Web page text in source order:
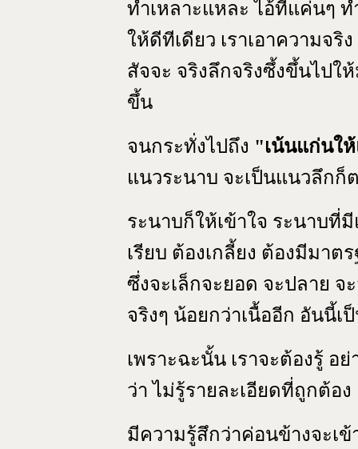
ทำเหลาะแหละ ไอ้ที่แค่นๆ ท
ให้ดีทีเดียว เราเอาความจริ
สัจจะ จริงลึกจริงซึ้งขึ้นไปใ
ขึ้น
จนกระทั่งไปถึง "เน้นแก่นใ
แนวระนาบ จะเป็นแนวลึกก็
ระนาบก็ให้เข้าใจ ระนาบที่
เรียบ ต้องเกลี้ยง ต้องมีมาต
ซึ่งจะเล็กจะยอด จะปลาย
จริงๆ น้อยกว่าเนื้ออีก อันนี้เ
เพราะฉะนั้น เราจะต้องรู้ อ
ว่า ไม่รู้รายละเอียดที่ถูกต้อง
มีความรู้สึกว่าค่อนข้างจะเ